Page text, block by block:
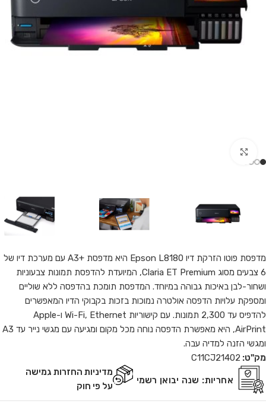
מדפסת פוטו הזרקת דיו Epson L8180 היא מדפסת +A3 עם מערכת דיו של
6 צבעים מסוג Claria ET Premium, המיועדת להדפסת תמונות צבעוניות
ושחור-לבן באיכות גבוהה במיוחד. המדפסת תומכת בהדפסה ללא שוליים
ומספקת עלויות הדפסה אולטרה נמוכות בזכות בקבוקי הדיו המאפשרים
להדפיס עד 2,300 תמונות. עם קישוריות Wi-Fi, Ethernet ו-Apple
AirPrint, היא מאפשרת הדפסה נוחה מכל מקום ומגיעה עם מגשי נייר עד A3
ומגשי הזנה למדיה עבה.
מק"ט: C11CJ21402
אחריות: שנה יבואן רשמי
מדיניות החזרות גמישה
על פי חוק